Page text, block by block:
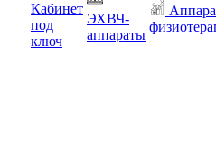
Кабинет
под
ключ
ЭХВЧ-
аппараты